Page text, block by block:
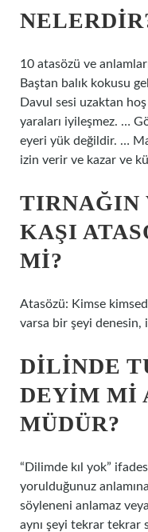
10 atasözü ve
Baştan balık kokusu
Davul sesi uzaktan
yaraları iyileşmez. …
eyeri yük değildir. …
izin verir ve kazar ve
TIRNAĞIN
KAŞI
MI?
Atasözü: Kimse
varsa bir şeyi denesin,
DILINDE
DEYIM MI
MÜDÜR?
“Dilimde kıl yok”
yorulduğunuz
söyleneni anlamaz
aynı şeyi tekrar tekrar